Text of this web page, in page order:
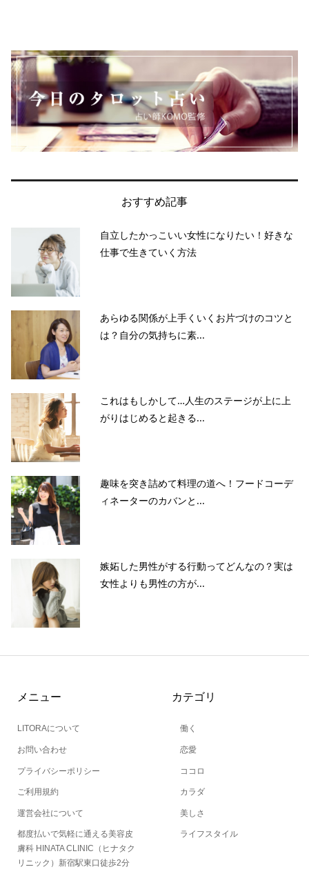
おすすめ記事
自立したかっこいい女性になりたい！好きな
仕事で生きていく方法
あらゆる関係が上手くいくお片づけのコツと
は？自分の気持ちに素...
これはもしかして…人生のステージが上に上
がりはじめると起きる...
趣味を突き詰めて料理の道へ！フードコーデ
ィネーターのカバンと...
嫉妬した男性がする行動ってどんなの？実は
女性よりも男性の方が...
メニュー
LITORAについて
お問い合わせ
プライバシーポリシー
ご利用規約
運営会社について
都度払いで気軽に通える美容皮
膚科 HINATA CLINIC（ヒナタク
リニック）新宿駅東口徒歩2分
カテゴリ
働く
恋愛
ココロ
カラダ
美しさ
ライフスタイル